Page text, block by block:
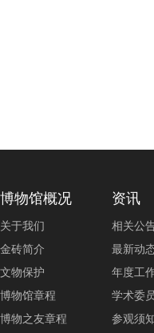
博物馆概况
关于我们
金砖简介
文物保护
博物馆章程
博物之友章程
资讯
相关公
最新动
年度工
学术委
参观须